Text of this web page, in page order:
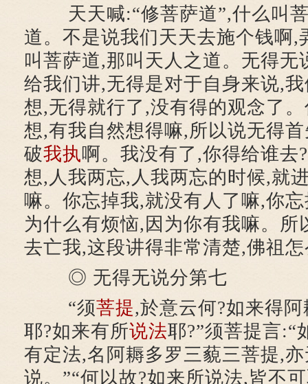
天天喊:“修菩萨道”,什么叫菩
道。不是说我们天天去施个钱啊,
叫菩萨道,那叫天人之道。无得无
给我们讲,无得是对于自身来说,
想,无得就行了,没有得的观念了
想,有我自然想得嘛,所以说无得
破我执啊。我没有了,你得给谁去
想,人我两忘,人我两忘的时候,就
嘛。你忘掉我,就没有人了嘛,你
为什么有烦恼,因为你有我嘛。所
去亡我,这段讲得非常清楚,佛祖
◎ 无得无说分第七
“须菩提,於意云何?如来得
耶?如来有所说法耶?”须菩提言:“
有定法,名阿耨多罗三藐三菩提,
说。”“何以故?如来所说法,皆不